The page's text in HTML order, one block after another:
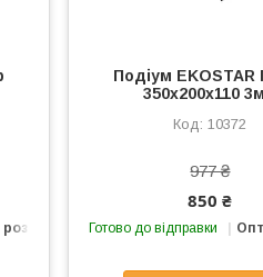
Подіум EKOSTAR
350х200х110
10372
977 ₴
850 ₴
Готово до відправки